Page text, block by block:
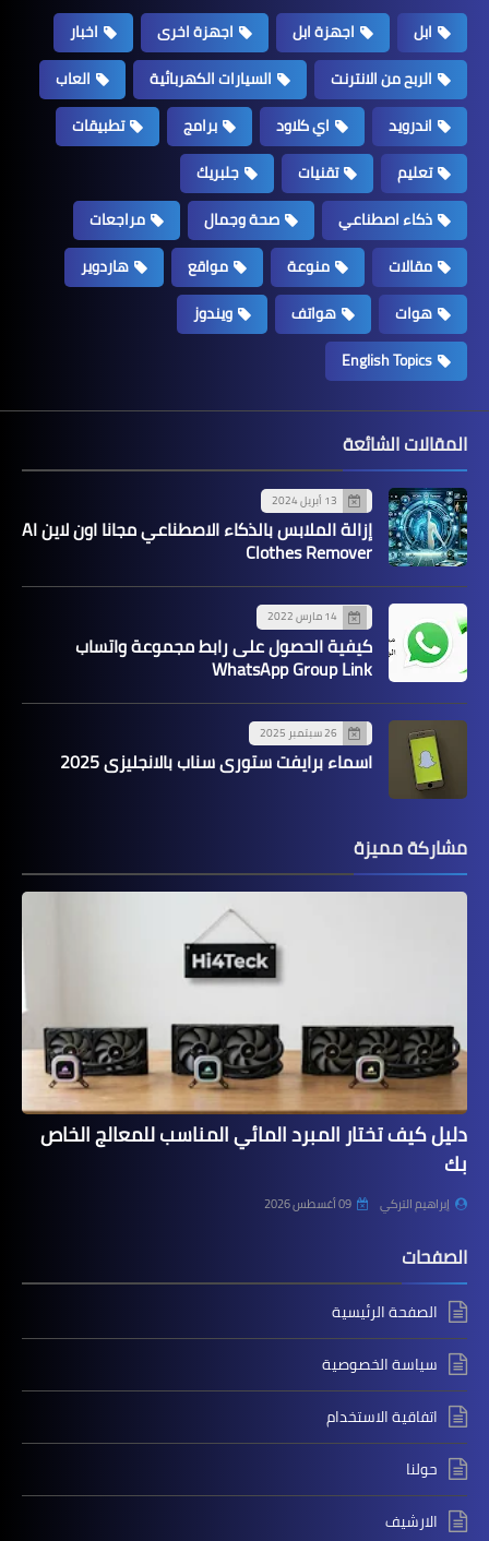
ابل اجهزة ابل اجهزة اخرى
اخبار
الربح من الانترنت
السيارات الكهربائية
العاب
اندرويد
اي كلاود برامج
تطبيقات
تعليم
تقنيات
جلبريك
ذكاء اصطناعي
صحة وجمال
مراجعات
مقالات
منوعة مواقع
هاردوير
هوات
هواتف
ويندوز
English Topics
المقالات الشائعة
13 أبريل 2024
إزالة الملابس بالذكاء الاصطناعي مجانا اون لاين AI
Clothes Remover
14 مارس 2022
كيفية الحصول على رابط مجموعة واتساب
WhatsApp Group Link
26 سبتمبر 2025
اسماء برايفت ستوري سناب بالانجليزي 2025
مشاركة مميزة
دليل كيف تختار المبرد المائي المناسب للمعالج الخاص
بك
إبراهيم التركي 09 أغسطس 2026
الصفحات
الصفحة الرئيسية
سياسة الخصوصية
اتفاقية الاستخدام
حولنا
الارشيف